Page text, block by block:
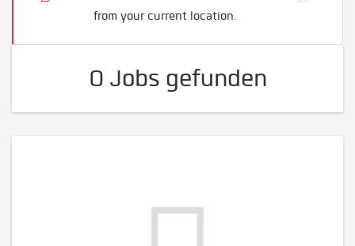
from your current location.
0 Jobs gefunden